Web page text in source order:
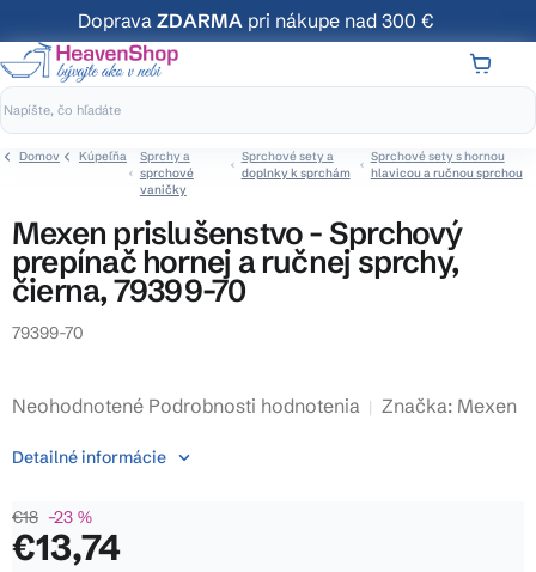
na
obsah
Doprava ZDARMA pri nákupe nad 300 €
Domov Kúpeľňa
Sprchy a
sprchové
vaničky
Sprchové sety a
doplnky k sprchám
Sprchové sety s hornou
hlavicou a ručnou sprchou
Mexen prislušenstvo - Sprchový
prepínač hornej a ručnej sprchy,
čierna, 79399-70
79399-70
Priemerné
produktu
0,0
z
Neohodnotené Podrobnosti hodnotenia Značka: Mexen
€18 –23 %
€13,74
Detailné informácie